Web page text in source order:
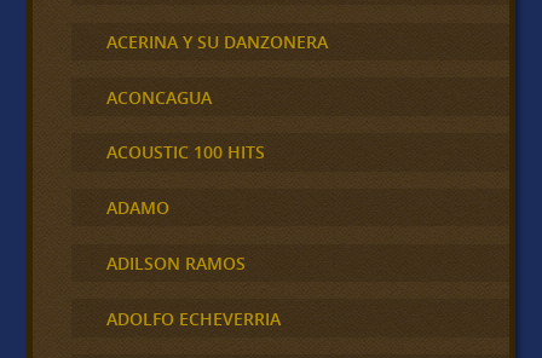
ACERINA Y SU DANZONERA
ACONCAGUA
ACOUSTIC 100 HITS
ADAMO
ADILSON RAMOS
ADOLFO ECHEVERRIA